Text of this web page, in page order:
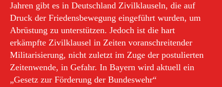
Jahren gibt es in Deutschland Zivilklauseln, die auf
Druck der Friedensbewegung eingeführt wurden, um
Abrüstung zu unterstützen. Jedoch ist die hart
erkämpfte Zivilklausel in Zeiten voranschreitender
Militarisierung, nicht zuletzt im Zuge der postulierten
Zeitenwende, in Gefahr. In Bayern wird aktuell ein
„Gesetz zur Förderung der Bundeswehr“